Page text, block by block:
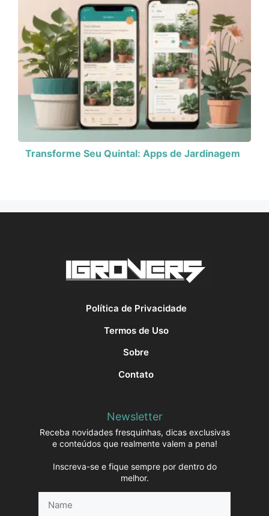
Transforme Seu Quintal: Apps de Jardinagem
Política de Privacidade
Termos de Uso
Sobre
Contato
Newsletter
Receba novidades fresquinhas, dicas exclusivas
e conteúdos que realmente valem a pena!
Inscreva-se e fique sempre por dentro do
melhor.